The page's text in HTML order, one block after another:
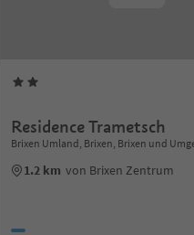
Residence Trametsch
Brixen Umland, Brixen, Brixen und
1.2 km von Brixen Zentrum